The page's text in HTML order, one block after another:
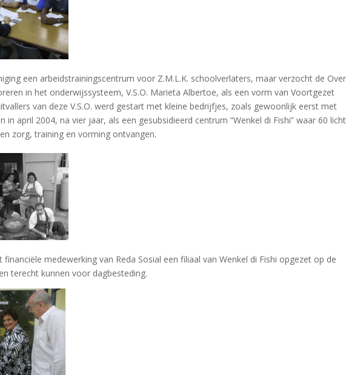
een arbeidstrainingscentrum voor Z.M.L.K. schoolverlaters, maar verzocht de
in het onderwijssysteem, V.S.O. Marieta Albertoe, als een vorm van Voortgezet
van deze V.S.O. werd gestart met kleine bedrijfjes, zoals gewoonlijk eerst met
in april 2004, na vier jaar, als een gesubsidieerd centrum “Wenkel di Fishi” waar 60 licht
zorg, training en vorming ontvangen.
medewerking van Reda Sosial een filiaal van Wenkel di Fishi opgezet op de
terecht kunnen voor dagbesteding.